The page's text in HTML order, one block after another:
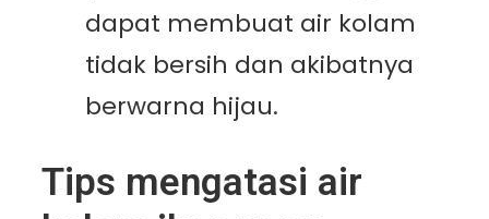
dapat membuat air kolam
tidak bersih dan akibatnya
berwarna hijau.
Tips mengatasi air